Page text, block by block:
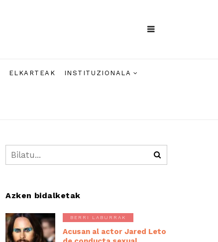
ELKARTEAK INSTITUZIONALA
Azken bidalketak
BERRI LABURRAK
Acusan al actor Jared Leto